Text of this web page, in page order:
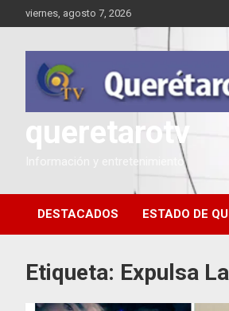
al
viernes, agosto 7, 2026
queretarotv
Información y entretenimiento
DESTACADOS ESTADO DE
Etiqueta: Expulsa